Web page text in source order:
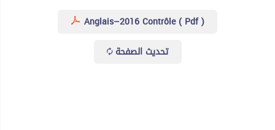
Anglais–2016 Contrôle ( Pdf )
تحديث الصفحة